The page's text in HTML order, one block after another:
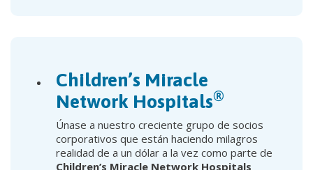
Children’s Miracle
Network Hospitals®
Únase a nuestro creciente grupo de socios
corporativos que están haciendo milagros
realidad de a un dólar a la vez como parte de
Children’s Miracle Network Hospitals